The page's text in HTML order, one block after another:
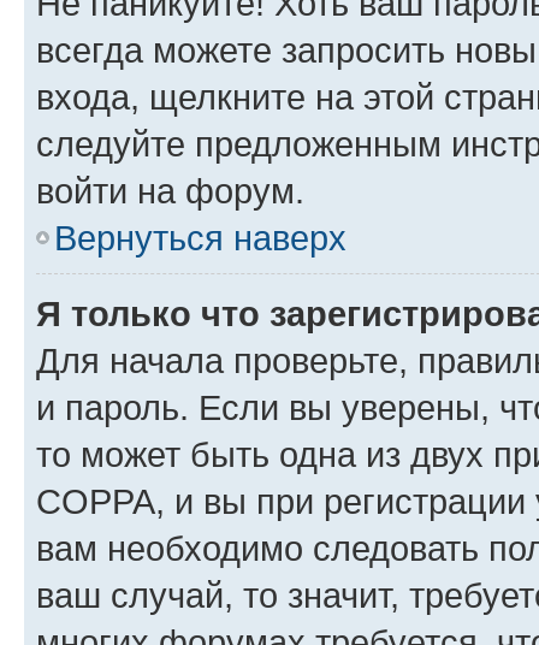
всегда можете запросить
входа, щелкните на этой
следуйте предложенным
войти на форум.
Вернуться наверх
Я только что
Для начала проверьте,
и пароль. Если вы уверены,
то может быть одна из двух
COPPA, и вы при
вам необходимо следовать
ваш случай, то значит,